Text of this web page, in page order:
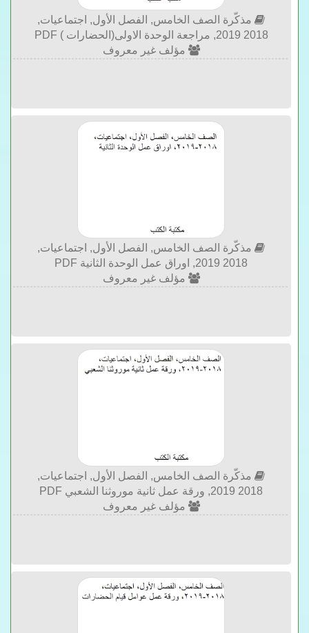
مذكّرة الصف الخامس, الفصل الأول, اجتماعيات,
2018 2019, مراجعة الوحدة الاولى(الحضارات ) PDF
مؤلف غير معروف
مذكّرة الصف الخامس, الفصل الأول, اجتماعيات,
2018 2019, اوراق عمل الوحدة الثانية PDF
مؤلف غير معروف
مذكّرة الصف الخامس, الفصل الأول, اجتماعيات,
2018 2019, ورقة عمل ثانية موروثنا الشعبي PDF
مؤلف غير معروف